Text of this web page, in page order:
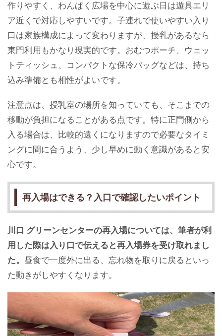
作りやすく、わんぱく広場を中心に遊ぶ日は遊具エリ
ア近くで対応しやすいです。子連れで使いやすい入り
口は家族構成によって変わりますが、授乳があるなら
東門利用もかなり現実的です。おむつポーチ、ウェッ
トティッシュ、コンパクトな保冷バッグなどは、持ち
込み準備とも相性がよいです。
注意点は、授乳室の場所を知っていても、そこまでの
移動が負担になることがある点です。特に正門側から
入る場合は、比較的遠くになりますので必要なタイミ
ングに間に合うよう、少し早めに動く意識があると安
心です。
再入場はできる？入口で確認したいポイント
川口 グリーンセンターの再入場については、筆者が利
用した際は入り口で伝えると再入場券を受け取れまし
た。 昼食で一度外に出る、忘れ物を取りに戻るといっ
た動きがしやすくなります。